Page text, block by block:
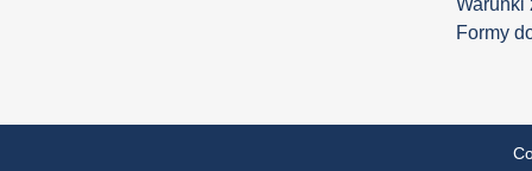
Warunki
Formy